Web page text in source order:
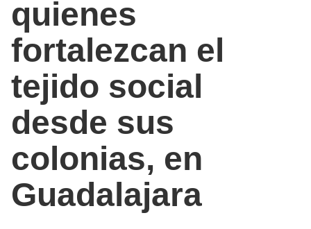
quienes
fortalezcan el
tejido social
desde sus
colonias, en
Guadalajara